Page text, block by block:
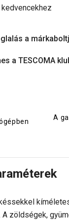
a
a TESCOMA
A
zöldségek,